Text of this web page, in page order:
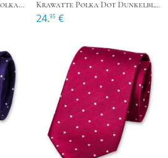
Bordeauxrote Krawatte Polkadot Krawatte Polka Dot Dunkelblau
24.95 €